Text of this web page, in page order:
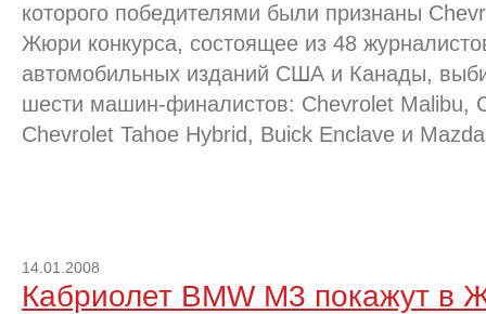
которого победителями были признаны
Жюри конкурса, состоящее из 48
автомобильных изданий США и Канады,
шести машин-финалистов: Chevrolet Malibu,
Chevrolet Tahoe Hybrid, Buick Enclave и
14.01.2008
Кабриолет BMW M3 покажут в